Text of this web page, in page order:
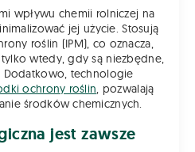
wpływu chemii rolniczej na
jej użycie. Stosują
roślin (IPM), co oznacza,
wtedy, gdy są niezbędne,
Dodatkowo, technologie
ochrony roślin, pozwalają
środków chemicznych.
jest zawsze